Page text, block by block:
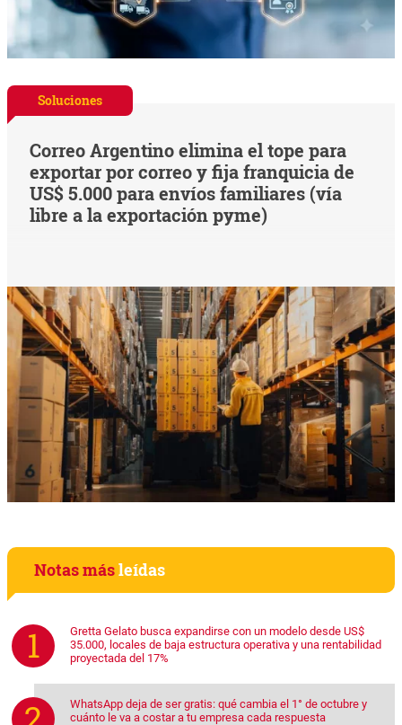
Soluciones
Correo Argentino elimina el tope para
exportar por correo y fija franquicia de
US$ 5.000 para envíos familiares (vía
libre a la exportación pyme)
Notas másleídas
Gretta Gelato busca expandirse con un modelo desde US$
35.000, locales de baja estructura operativa y una rentabilidad
proyectada del 17%
WhatsApp deja de ser gratis: qué cambia el 1° de octubre y
cuánto le va a costar a tu empresa cada respuesta